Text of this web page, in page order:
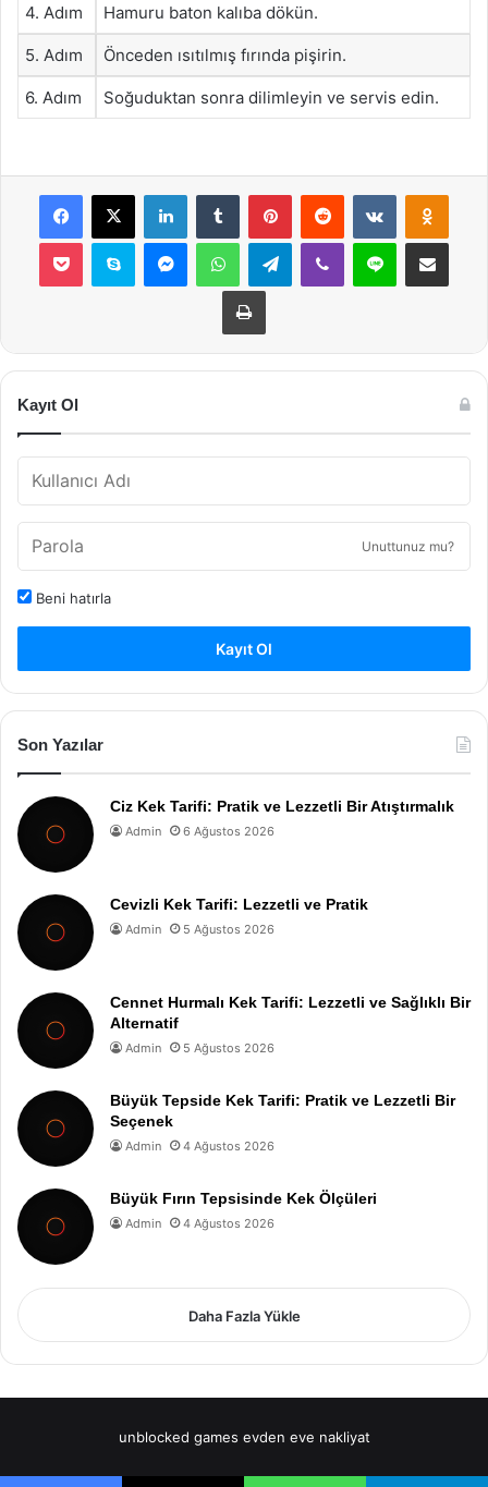
4. Adım Hamuru baton kalıba dökün.
5. Adım Önceden ısıtılmış fırında pişirin.
6. Adım Soğuduktan sonra dilimleyin ve servis edin.
Facebook
X LinkedInTumblr PinterestReddit VKontakte
Pocket Skype MessengerWhatsAppTelegramViber Line E-Posta ile
Yazdır
Kayıt Ol
Unuttunuz mu?
Beni hatırla
Kayıt Ol
Son Yazılar
Ciz Kek Tarifi: Pratik ve Lezzetli Bir Atıştırmalık
Admin 6 Ağustos 2026
Cevizli Kek Tarifi: Lezzetli ve Pratik
Admin 5 Ağustos 2026
Cennet Hurmalı Kek Tarifi: Lezzetli ve Sağlıklı Bir
Alternatif
Admin 5 Ağustos 2026
Büyük Tepside Kek Tarifi: Pratik ve Lezzetli Bir
Seçenek
Admin 4 Ağustos 2026
Büyük Fırın Tepsisinde Kek Ölçüleri
Admin 4 Ağustos 2026
Daha Fazla Yükle
unblocked games evden eve nakliyat